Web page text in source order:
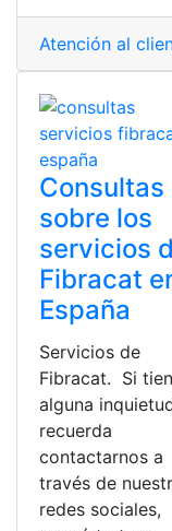
Atención al
Consultas
sobre los
servicios
Fibracat
España
Servicios de
Fibracat. Si
alguna
recuerda
contactarnos a
través de
redes sociales,